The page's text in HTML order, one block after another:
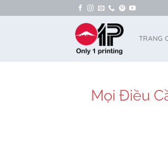
qua
TRANG
Mọi Điều